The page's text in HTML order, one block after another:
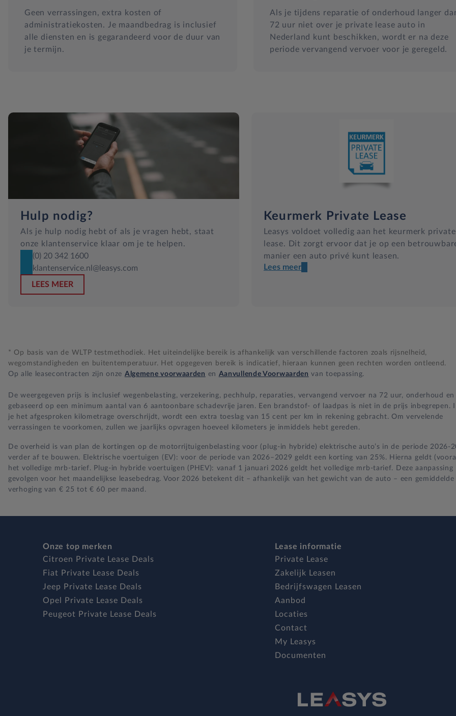
Geen verrassingen, extra kosten of
administratiekosten. Je maandbedrag is inclusief
alle diensten en is gegarandeerd voor de duur van
je termijn.
Als je tijdens reparatie of onderhoud langer
72 uur niet over je private lease auto in
Nederland kunt beschikken, wordt er na deze
periode vervangend vervoer voor je geregeld.
Hulp nodig?
Als je hulp nodig hebt of als je vragen hebt, staat
onze klantenservice klaar om je te helpen.
(0) 20 342 1600
klantenservice.nl@leasys.com
LEES MEER
Keurmerk Private Lease
Leasys voldoet volledig aan het keurmerk private
lease. Dit zorgt ervoor dat je op een
manier een auto privé kunt leasen.
Een transparant contract
BB 14 dagen bedenktijd
Lees meer
* Op basis van de WLTP testmethodiek. Het uiteindelijke bereik is afhankelijk van verschillende factoren zoals rijsnelheid,
wegomstandigheden en buitentemperatuur. Het opgegeven bereik is indicatief, hieraan kunnen geen rechten worden ontleend.
Op alle leasecontracten zijn onze Algemene voorwaarden en Aanvullende Voorwaarden van toepassing.
De weergegeven prijs is inclusief wegenbelasting, verzekering, pechhulp, reparaties, vervangend vervoer na 72 uur, onderhoud en
gebaseerd op een minimum aantal van 6 aantoonbare schadevrije jaren. Een brandstof- of laadpas is niet in de prijs inbegrepen.
je het afgesproken kilometrage overschrijdt, wordt een extra toeslag van 15 cent per km in rekening gebracht. Om vervelende
verrassingen te voorkomen, zullen we jaarlijks opvragen hoeveel kilometers je inmiddels hebt gereden.
De overheid is van plan de kortingen op de motorrijtuigenbelasting voor (plug-in hybride) elektrische auto’s in de periode 2026-
verder af te bouwen. Elektrische voertuigen (EV): voor de periode van 2026–2029 geldt een korting van 25%. Hierna geldt
het volledige mrb-tarief. Plug-in hybride voertuigen (PHEV): vanaf 1 januari 2026 geldt het volledige mrb-tarief. Deze aanpassing
gevolgen voor het maandelijkse leasebedrag. Voor 2026 betekent dit – afhankelijk van het gewicht van de auto – een gemiddelde
verhoging van € 25 tot € 60 per maand.
Onze top merken
Citroen Private Lease Deals
Fiat Private Lease Deals
Jeep Private Lease Deals
Opel Private Lease Deals
Peugeot Private Lease Deals
Lease informatie
Private Lease
Zakelijk Leasen
Bedrijfswagen Leasen
Aanbod
Locaties
Contact
My Leasys
Documenten